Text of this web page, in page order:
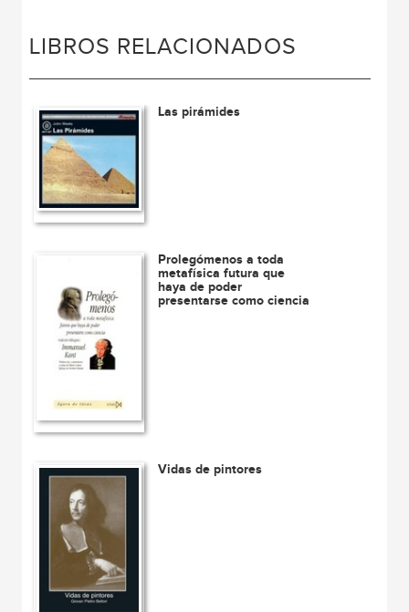
LIBROS RELACIONADOS
Las pirámides
Prolegómenos a toda
metafísica futura que
haya de poder
presentarse como ciencia
Vidas de pintores